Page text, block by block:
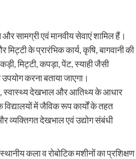
सामग्री एवं मानवीय सेवाएं शामिल हैं।
के प्रारंभिक कार्य, कृषि, बागवानी की
मिट्टी, कपड़ा, पेंट, स्याही जैसी
करना बताया जाएगा।
स्वास्थ्य देखभाल और आतिथ्य के आधार
विद्यालयों में जैविक रूप कार्यों के तहत
व्यक्तिगत देखभाल एवं उद्योग संबंधी
कला व रोबोटिक मशीनों का प्रशिक्षण